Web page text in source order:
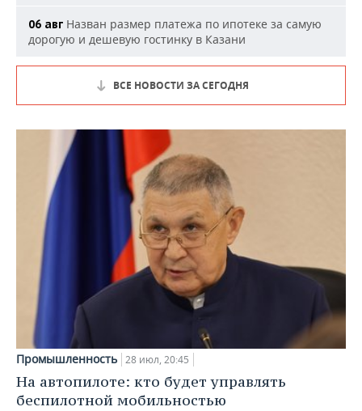
06 авг Назван размер платежа по ипотеке за самую
дорогую и дешевую гостинку в Казани
ВСЕ НОВОСТИ ЗА СЕГОДНЯ
Промышленность 28 июл, 20:45
На автопилоте: кто будет управлять
беспилотной мобильностью